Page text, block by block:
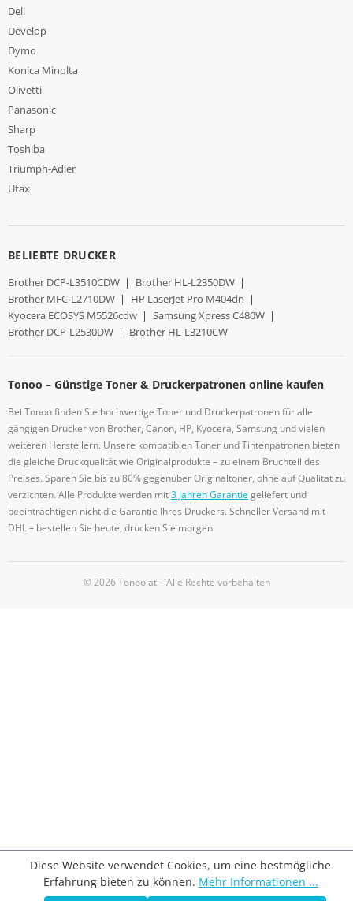
Dell
Develop
Dymo
Konica Minolta
Olivetti
Panasonic
Sharp
Toshiba
Triumph-Adler
Utax
BELIEBTE DRUCKER
Brother DCP-L3510CDW | Brother HL-L2350DW |
Brother MFC-L2710DW | HP LaserJet Pro M404dn |
Kyocera ECOSYS M5526cdw | Samsung Xpress C480W |
Brother DCP-L2530DW | Brother HL-L3210CW
Tonoo – Günstige Toner & Druckerpatronen online kaufen
Bei Tonoo finden Sie hochwertige Toner und Druckerpatronen für alle
gängigen Drucker von Brother, Canon, HP, Kyocera, Samsung und vielen
weiteren Herstellern. Unsere kompatiblen Toner und Tintenpatronen bieten
die gleiche Druckqualität wie Originalprodukte – zu einem Bruchteil des
Preises. Sparen Sie bis zu 80% gegenüber Originaltoner, ohne auf Qualität zu
verzichten. Alle Produkte werden mit3 Jahren Garantiegeliefert und
beeinträchtigen nicht die Garantie Ihres Druckers. Schneller Versand mit
DHL – bestellen Sie heute, drucken Sie morgen.
© 2026 Tonoo.at – Alle Rechte vorbehalten
Diese Website verwendet Cookies, um eine bestmögliche
Erfahrung bieten zu können. Mehr Informationen ...